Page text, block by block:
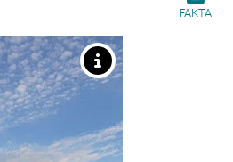
FAKTA